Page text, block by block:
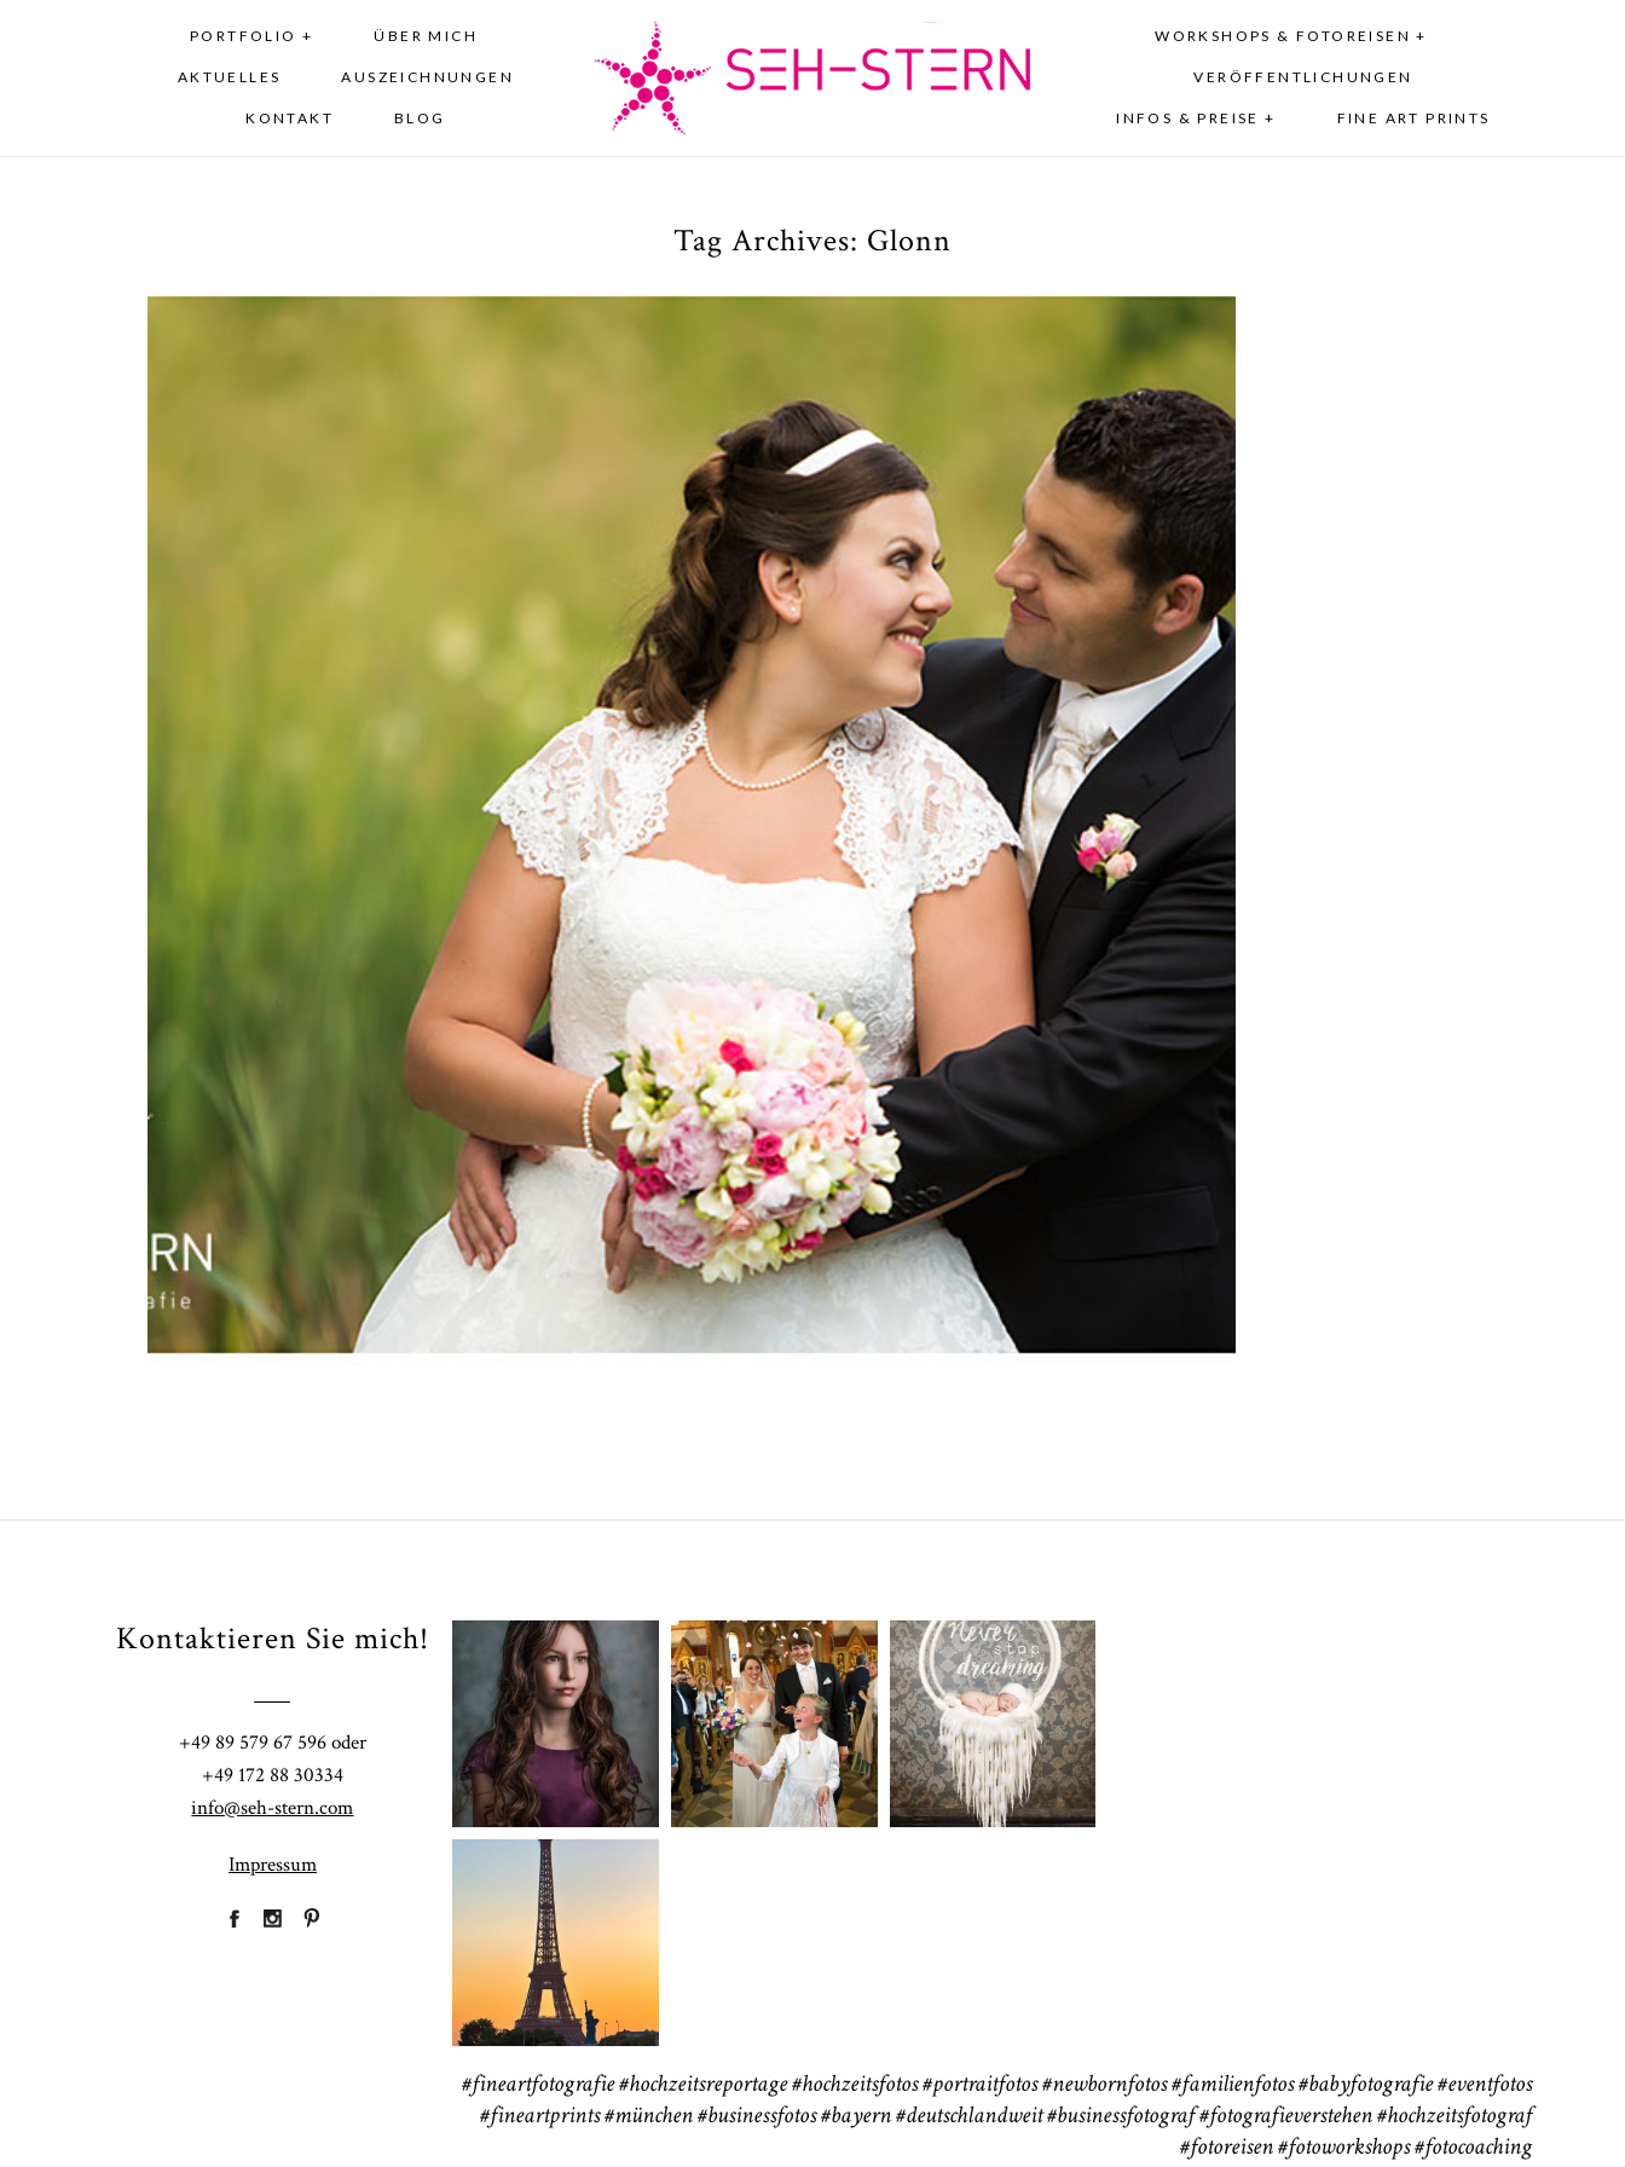
PORTFOLIO + ÜBER MICH
AKTUELLES AUSZEICHNUNGEN
KONTAKT BLOG
WORKSHOPS & FOTOREISEN +
VERÖFFENTLICHUNGEN
INFOS & PREISE + FINE ART PRINTS
Tag Archives: Glonn
Hochzeitsfotografin München | Gut Sonnhausen Glonn | Manuela &
Josef
Kontaktieren Sie mich!
+49 89 579 67 596 oder
+49 172 88 30334
info@seh-stern.com
Impressum
Fineart
41
Hochzeit
183
Baby/Newborn
72
Reise
41
#fineartfotografie #hochzeitsreportage #hochzeitsfotos #portraitfotos #newbornfotos #familienfotos #babyfotografie #eventfotos
#fineartprints#münchen#businessfotos#bayern #deutschlandweit #businessfotograf#fotografieverstehen #hochzeitsfotograf
#fotoreisen #fotoworkshops #fotocoaching